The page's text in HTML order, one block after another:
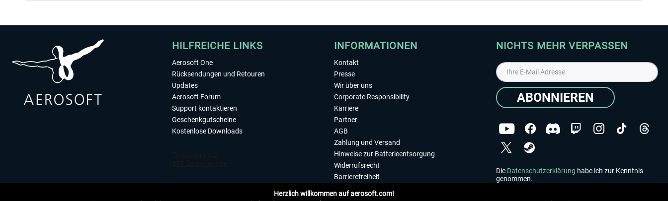
HILFREICHE LINKS
Aerosoft One
Rücksendungen und Retouren
Updates
Aerosoft Forum
Support kontaktieren
Geschenkgutscheine
Kostenlose Downloads
INFORMATIONEN
Kontakt
Presse
Wir über uns
Corporate Responsibility
Karriere
Partner
AGB
Zahlung und Versand
Hinweise zur Batterieentsorgung
Widerrufsrecht
Barrierefreiheit
NICHTS MEHR VERPASSEN
ABONNIEREN
Die Datenschutzerklärung habe ich zur Kenntnis
genommen.
Herzlich willkommen auf aerosoft.com!